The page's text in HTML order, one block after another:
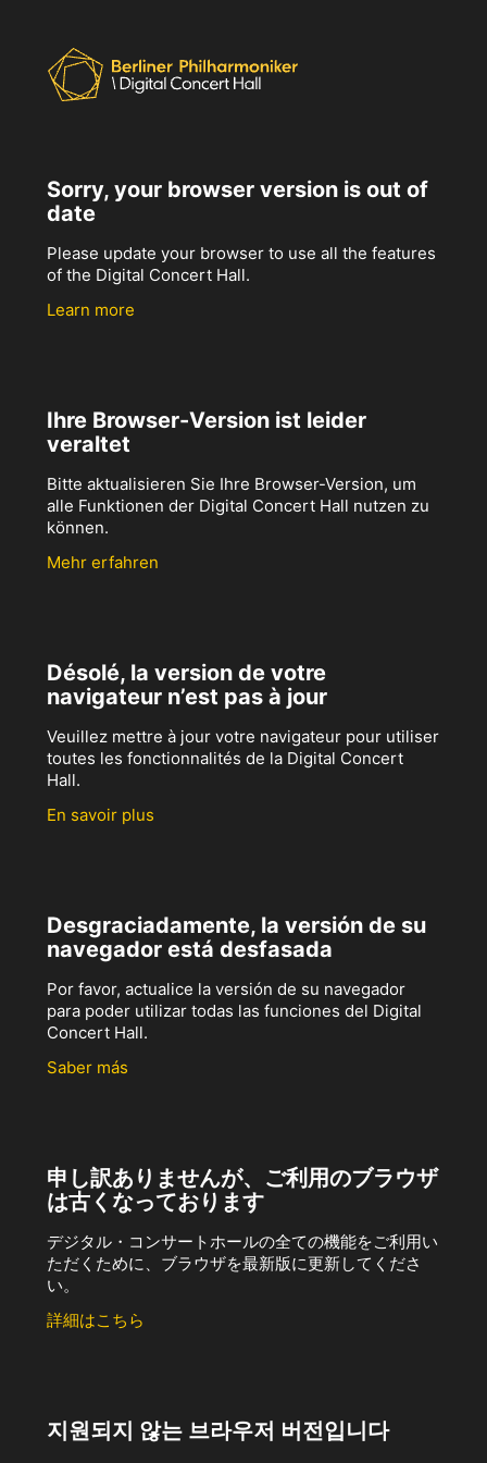
Sorry, your browser version is out of
date
Please update your browser to use all the features
of the Digital Concert Hall.
Learn more
Ihre Browser-Version ist leider
veraltet
Bitte aktualisieren Sie Ihre Browser-Version, um
alle Funktionen der Digital Concert Hall nutzen zu
können.
Mehr erfahren
Désolé, la version de votre
navigateur n’est pas à jour
Veuillez mettre à jour votre navigateur pour utiliser
toutes les fonctionnalités de la Digital Concert
Hall.
En savoir plus
Desgraciadamente, la versión de su
navegador está desfasada
Por favor, actualice la versión de su navegador
para poder utilizar todas las funciones del Digital
Concert Hall.
Saber más
申し訳ありませんが、ご利用のブラウザ
は古くなっております
デジタル・コンサートホールの全ての機能をご利用い
ただくために、ブラウザを最新版に更新してくださ
い。
詳細はこちら
지원되지 않는 브라우저 버전입니다